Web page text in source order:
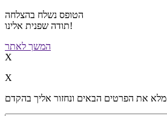
הטופס נשלח בהצלחה
תודה שפנית אלינו!
המשך לאתר
X
X
מלא את הפרטים הבאים ונחזור אליך בהקדם